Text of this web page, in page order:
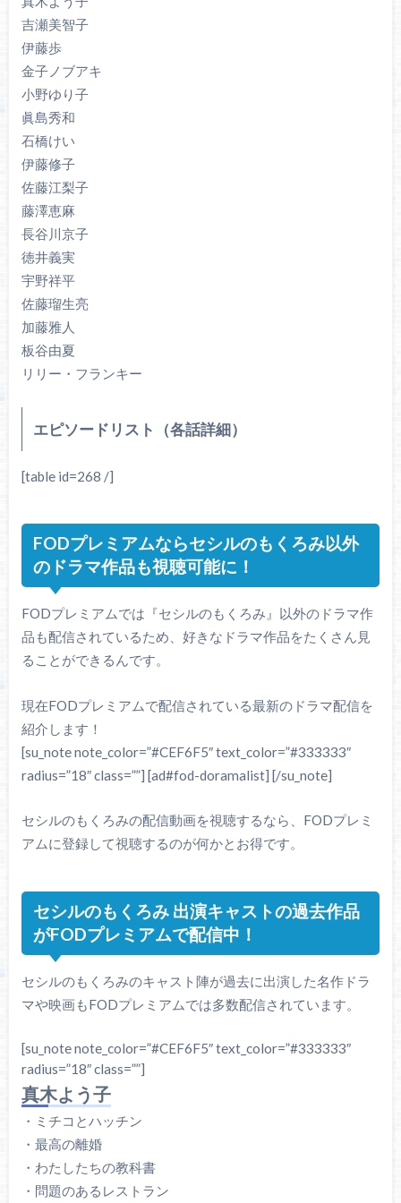
吉瀬美智子
伊藤歩
金子ノブアキ
小野ゆり子
眞島秀和
石橋けい
伊藤修子
佐藤江梨子
藤澤恵麻
長谷川京子
徳井義実
宇野祥平
佐藤瑠生亮
加藤雅人
板谷由夏
リリー・フランキー
エピソードリスト（各話詳細）
[table id=268 /]
FODプレミアムならセシルのもくろみ以外
のドラマ作品も視聴可能に！
FODプレミアムでは『セシルのもくろみ』以外のドラマ作
品も配信されているため、好きなドラマ作品をたくさん見
ることができるんです。
現在FODプレミアムで配信されている最新のドラマ配信を
紹介します！
[su_note note_color=”#CEF6F5″ text_color=”#333333″
radius=”18″ class=””] [ad#fod-doramalist] [/su_note]
セシルのもくろみの配信動画を視聴するなら、FODプレミ
アムに登録して視聴するのが何かとお得です。
セシルのもくろみ 出演キャストの過去作品
がFODプレミアムで配信中！
セシルのもくろみのキャスト陣が過去に出演した名作ドラ
マや映画もFODプレミアムでは多数配信されています。
[su_note note_color=”#CEF6F5″ text_color=”#333333″
radius=”18″ class=””]
真木よう子
・ミチコとハッチン
・最高の離婚
・わたしたちの教科書
・問題のあるレストラン